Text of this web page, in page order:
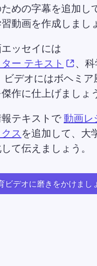
めの字幕を追加し
動画を作成しまし
ッセイには
ー テキスト
、
ビデオにはボヘミ
作に仕上げましょ
テキストで 動画レ
スを追加して、大
て伝えましょう。
ビデオに磨きをかけまし